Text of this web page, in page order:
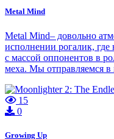
Metal Mind
Metal Mind– довольно
исполнении рогалик, где
с массой оппонентов в
меха. Мы отправляемся
15
0
Growing Up